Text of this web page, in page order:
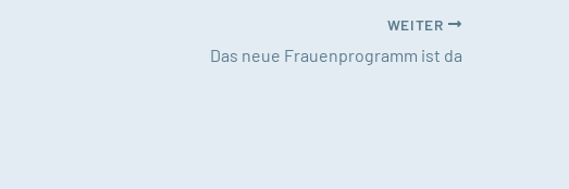
WEITER
Das neue Frauenprogramm ist da